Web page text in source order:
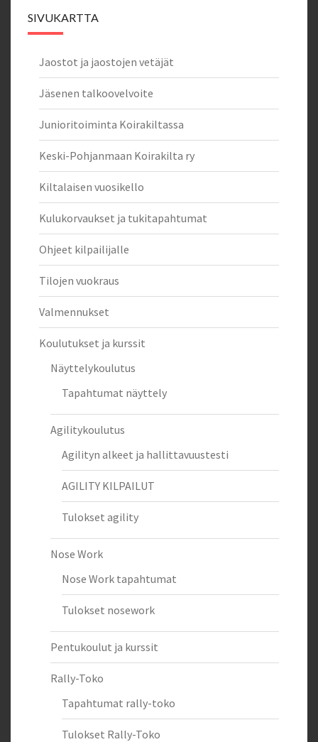
SIVUKARTTA
Jaostot ja jaostojen vetäjät
Jäsenen talkoovelvoite
Junioritoiminta Koirakiltassa
Keski-Pohjanmaan Koirakilta ry
Kiltalaisen vuosikello
Kulukorvaukset ja tukitapahtumat
Ohjeet kilpailijalle
Tilojen vuokraus
Valmennukset
Koulutukset ja kurssit
Näyttelykoulutus
Tapahtumat näyttely
Agilitykoulutus
Agilityn alkeet ja hallittavuustesti
AGILITY KILPAILUT
Tulokset agility
Nose Work
Nose Work tapahtumat
Tulokset nosework
Pentukoulut ja kurssit
Rally-Toko
Tapahtumat rally-toko
Tulokset Rally-Toko